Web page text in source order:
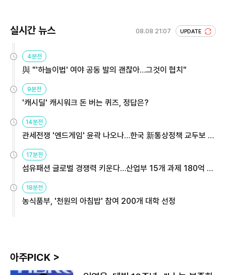
실시간 뉴스 08.08 21:07 UPDATE
4분전
與 "'하늘이법' 여야 공동 발의 괜찮아…그것이 협치"
9분전
'캐시딜' 캐시워크 돈 버는 퀴즈, 정답은?
14분전
관세전쟁 '엔드게임' 윤곽 나오나…한국 新통상정책 교두보 활
용해야
17분전
섬유패션 글로벌 경쟁력 키운다…산업부 15개 과제 180억 지
원
18분전
농식품부, '천원의 아침밥' 참여 200개 대학 선정
아주PICK >